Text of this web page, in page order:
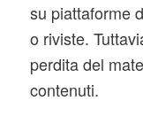
su piattaforme
o riviste.
perdita del
contenuti.